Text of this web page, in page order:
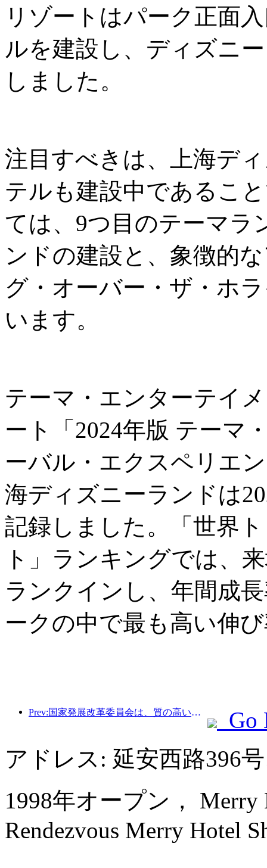
リゾートはパーク正面
ルを建設し、ディズニ
しました。
注目すべきは、上海デ
テルも建設中であるこ
ては、9つ目のテーマラ
ンドの建設と、象徴的
グ・オーバー・ザ・ホ
います。
テーマ・エンターテイ
ート「2024年版 テーマ
ーバル・エクスペリエ
海ディズニーランドは
記録しました。「世界
ト」ランキングでは、
ランクインし、年間成
ークの中で最も高い伸
Prev:国家発展改革委員会は、質の高いアウトドアスポーツの目的地49か所の最初のバッチを発表しました。
Go
アドレス: 延安西路396
1998年オープン， Merry
Rendezvous Merry Hotel